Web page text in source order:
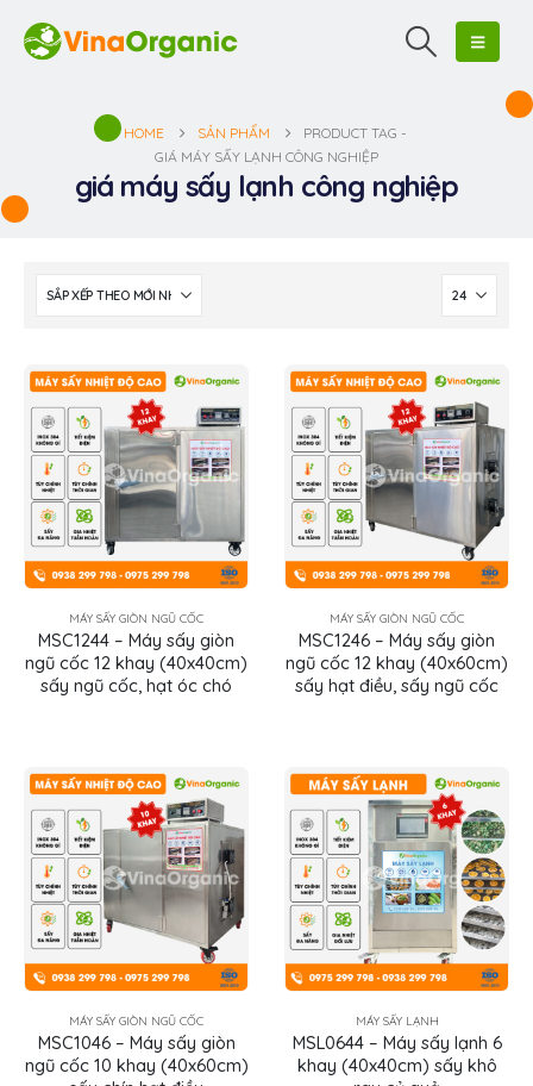
HOME SẢN PHẨM
PRODUCT TAG -
GIÁ MÁY SẤY LẠNH CÔNG NGHIỆP
giá máy sấy lạnh công nghiệp
MÁY SẤY GIÒN NGŨ CỐC
MSC1244 – Máy sấy giòn
ngũ cốc 12 khay (40x40cm)
sấy ngũ cốc, hạt óc chó
MÁY SẤY GIÒN NGŨ CỐC
MSC1246 – Máy sấy giòn
ngũ cốc 12 khay (40x60cm)
sấy hạt điều, sấy ngũ cốc
MÁY SẤY GIÒN NGŨ CỐC
MSC1046 – Máy sấy giòn
ngũ cốc 10 khay (40x60cm)
MÁY SẤY LẠNH
MSL0644 – Máy sấy lạnh 6
khay (40x40cm) sấy khô